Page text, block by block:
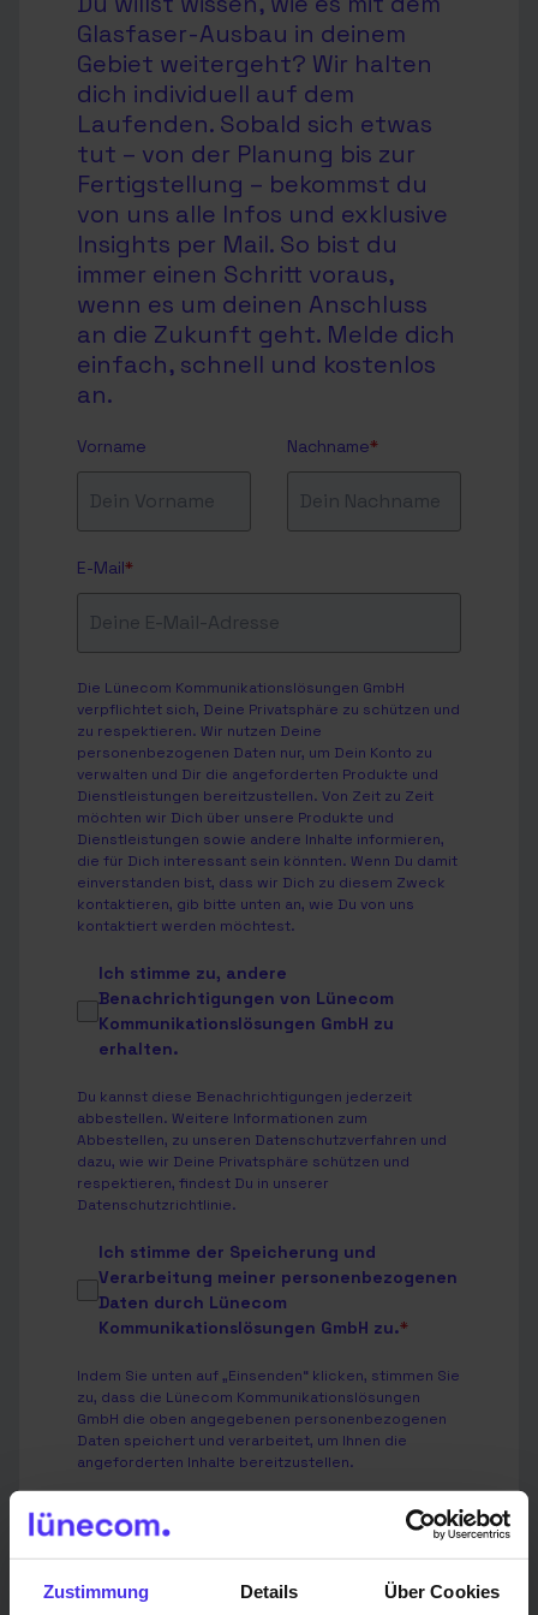
Zustimmung Details Über Cookies
Glasfaser-Ausbau in deinem
Gebiet weitergeht? Wir halten
dich individuell auf dem
Laufenden. Sobald sich etwas
tut – von der Planung bis zur
Fertigstellung – bekommst du
von uns alle Infos und exklusive
Insights per Mail. So bist du
immer einen Schritt voraus,
wenn es um deinen Anschluss
an die Zukunft geht. Melde dich
einfach, schnell und kostenlos
an.
Vorname Nachname*
E-Mail*
Die Lünecom Kommunikationslösungen GmbH
verpflichtet sich, Deine Privatsphäre zu schützen und
zu respektieren. Wir nutzen Deine
personenbezogenen Daten nur, um Dein Konto zu
verwalten und Dir die angeforderten Produkte und
Dienstleistungen bereitzustellen. Von Zeit zu Zeit
möchten wir Dich über unsere Produkte und
Dienstleistungen sowie andere Inhalte informieren,
die für Dich interessant sein könnten. Wenn Du damit
einverstanden bist, dass wir Dich zu diesem Zweck
kontaktieren, gib bitte unten an, wie Du von uns
kontaktiert werden möchtest.
Ich stimme zu, andere
Benachrichtigungen von Lünecom
Kommunikationslösungen GmbH zu
erhalten.
Du kannst diese Benachrichtigungen jederzeit
abbestellen. Weitere Informationen zum
Abbestellen, zu unseren Datenschutzverfahren und
dazu, wie wir Deine Privatsphäre schützen und
respektieren, findest Du in unserer
Datenschutzrichtlinie.
Ich stimme der Speicherung und
Verarbeitung meiner personenbezogenen
Daten durch Lünecom
Kommunikationslösungen GmbH zu.*
Indem Sie unten auf „Einsenden“ klicken, stimmen Sie
zu, dass die Lünecom Kommunikationslösungen
GmbH die oben angegebenen personenbezogenen
Daten speichert und verarbeitet, um Ihnen die
angeforderten Inhalte bereitzustellen.
Wir verwenden Deine Angaben zweckgebunden zur
Bearbeitung Deiner Anfrage.
Datenschutzerklärung